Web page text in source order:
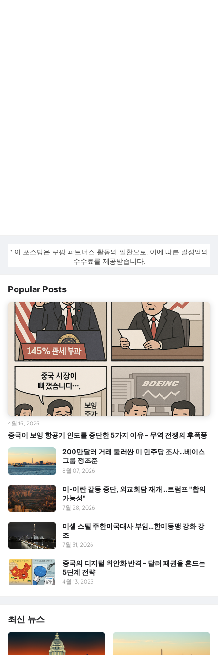
* 이 포스팅은 쿠팡 파트너스 활동의 일환으로, 이에 따른 일정액의
수수료를 제공받습니다.
Popular Posts
중국이 보잉 항공기 인도를 중단한 5가지 이유 – 무역 전쟁의 후폭풍
4월 15, 2025
200만달러 거래 둘러싼 미 민주당 조사…베이스
그룹 정조준
8월 07, 2026
미-이란 갈등 중단, 외교회담 재개…트럼프 "합의
가능성"
7월 28, 2026
미셸 스틸 주한미국대사 부임…한미동맹 강화 강
조
7월 31, 2026
중국의 디지털 위안화 반격 – 달러 패권을 흔드는
5단계 전략
4월 13, 2025
최신 뉴스